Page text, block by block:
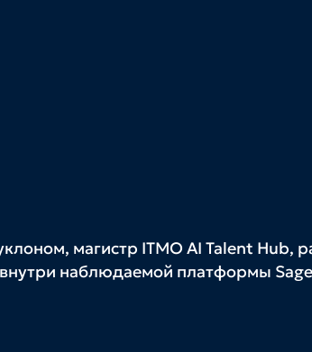
магистр ITMO AI Talent Hub,
наблюдаемой платформы